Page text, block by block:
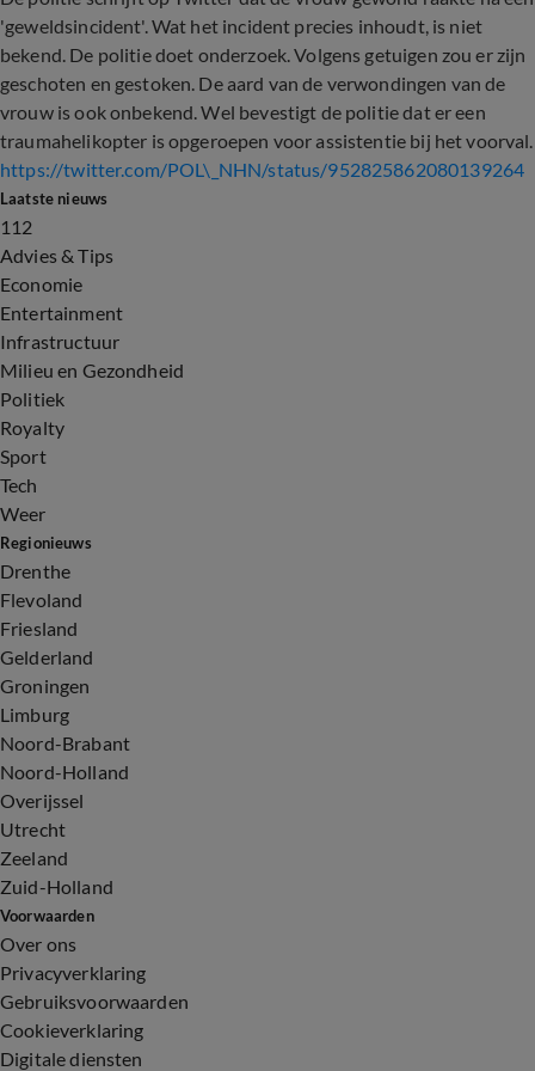
'geweldsincident'. Wat het incident precies inhoudt, is niet
bekend. De politie doet onderzoek. Volgens getuigen zou er zijn
geschoten en gestoken. De aard van de verwondingen van de
vrouw is ook onbekend. Wel bevestigt de politie dat er een
traumahelikopter is opgeroepen voor assistentie bij het voorval.
https://twitter.com/POL\_NHN/status/952825862080139264
Laatste nieuws
112
Advies & Tips
Economie
Entertainment
Infrastructuur
Milieu en Gezondheid
Politiek
Royalty
Sport
Tech
Weer
Regionieuws
Drenthe
Flevoland
Friesland
Gelderland
Groningen
Limburg
Noord-Brabant
Noord-Holland
Overijssel
Utrecht
Zeeland
Zuid-Holland
Voorwaarden
Over ons
Privacyverklaring
Gebruiksvoorwaarden
Cookieverklaring
Digitale diensten